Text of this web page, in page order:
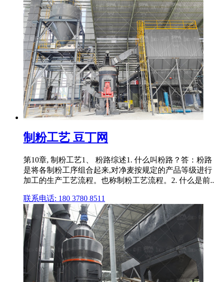
制粉工艺 豆丁网
第10章, 制粉工艺1、 粉路综述1. 什么叫粉路？答：粉路
是将各制粉工序组合起来,对净麦按规定的产品等级进行
加工的生产工艺流程。也称制粉工艺流程。2. 什么是前..
联系电话: 180 3780 8511